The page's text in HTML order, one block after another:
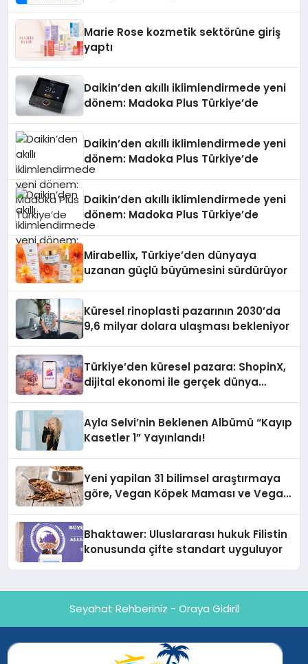
Marie Rose kozmetik sektörüne giriş
yaptı
Daikin’den akıllı iklimlendirmede yeni
dönem: Madoka Plus Türkiye’de
Daikin’den akıllı iklimlendirmede yeni
dönem: Madoka Plus Türkiye’de
Daikin’den akıllı iklimlendirmede yeni
dönem: Madoka Plus Türkiye’de
Mirabellix, Türkiye’den dünyaya
uzanan güçlü büyümesini sürdürüyor
Küresel rinoplasti pazarının 2030’da
9,6 milyar dolara ulaşması bekleniyor
Türkiye’den küresel pazara: ShopinX,
dijital ekonomi ile gerçek dünya
Ayla Selvi’nin Beklenen Albümü “Kayıp
Kasetler 1” Yayınlandı!
Yeni yapilan 31 bilimsel araştırmaya
göre, Vegan Köpek Maması ve Vegan
Bhaktawer: Uluslararası hukuk Filistin
konusunda çifte standart uyguluyor
Seyahat Rehberiniz - Oraya Gidiril